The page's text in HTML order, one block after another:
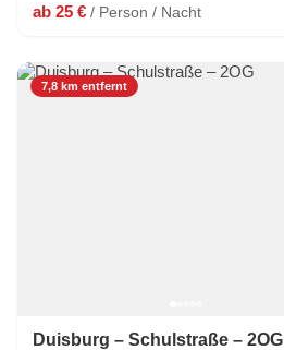
ab 25 € / Person / Nacht
7,8 km entfernt
Duisburg – Schulstraße – 2OG